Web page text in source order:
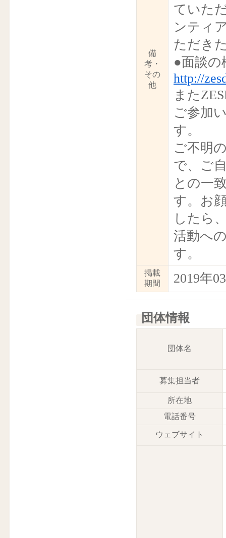
備
考・
その
他
ていた
ンティ
ただき
●面談の
http://
また
ご参加
す。
ご不明
で、ご
との一
す。お
したら
活動へ
す。
掲載
期間
2019年
団体情報
団体名
募集担当者
所在地
電話番号
ウェブサイト